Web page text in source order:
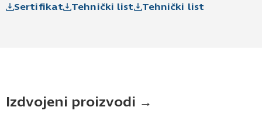
Sertifikat Tehnički list Tehnički list
Izdvojeni proizvodi →